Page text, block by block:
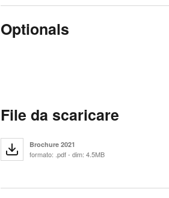
Optionals
File da scaricare
Brochure 2021
formato: .pdf - dim: 4.5MB